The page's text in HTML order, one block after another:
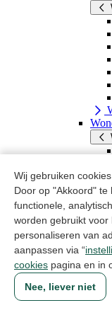
Wij gebruiken
Door op "Akkoord"
functionele,
worden gebruikt
personaliseren van
aanpassen via “
cookies pagina en in
Nee, liever niet